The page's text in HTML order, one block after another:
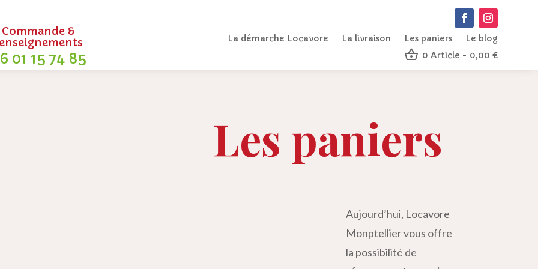
Commande &
01 15 74 85
La démarche Locavore La livraison Les paniers
Le blog
0 Article
0,00 €
Les paniers
Aujourd’hui, Locavore
Monptellier vous offre
la possibilité de